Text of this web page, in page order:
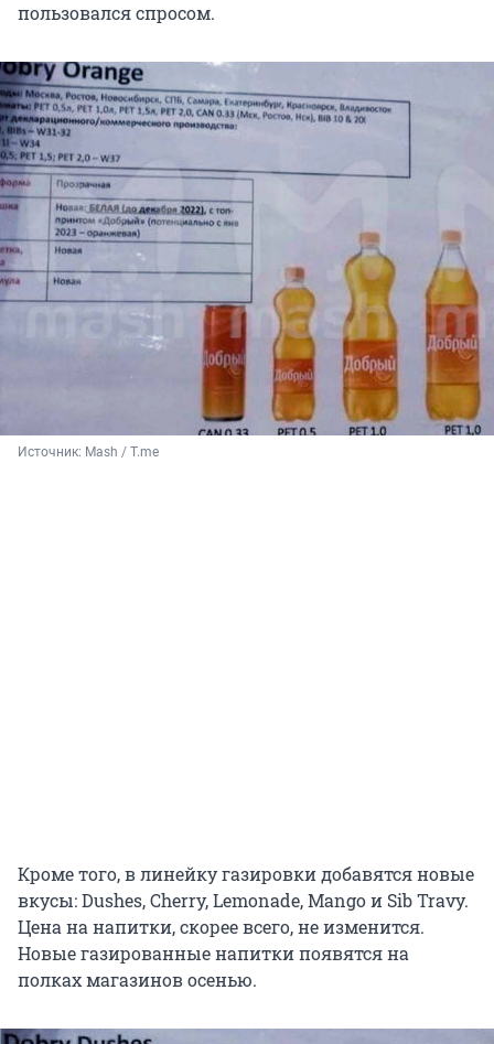
пользовался спросом.
Источник: Mash / T.me
Кроме того, в линейку газировки добавятся новые
вкусы: Dushes, Cherry, Lemonade, Mango и Sib Travy.
Цена на напитки, скорее всего, не изменится.
Новые газированные напитки появятся на
полках магазинов осенью.